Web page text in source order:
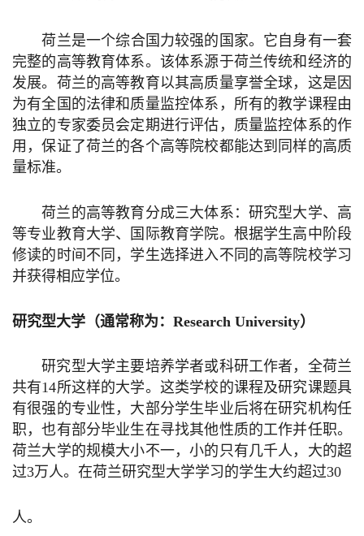
荷兰是一个综合国力较强的国家。它自身有一套
完整的高等教育体系。该体系源于荷兰传统和经济的
发展。荷兰的高等教育以其高质量享誉全球，这是因
为有全国的法律和质量监控体系，所有的教学课程由
独立的专家委员会定期进行评估，质量监控体系的作
用，保证了荷兰的各个高等院校都能达到同样的高质
量标准。
荷兰的高等教育分成三大体系： 研究型大学、高
等专业教育大学、国际教育学院。根据学生高中阶段
修读的时间不同，学生选择进入不同的高等院校学习
并获得相应学位。
研究型大学（通常称为： Research University）
研究型大学主要培养学者或科研工作者，全荷兰
共有14所这样的大学。这类学校的课程及研究课题具
有很强的专业性，大部分学生毕业后将在研究机构任
职，也有部分毕业生在寻找其他性质的工作并任职。
荷兰大学的规模大小不一，小的只有几千人，大的超
过3万人。在荷兰研究型大学学习的学生大约超过30
人。